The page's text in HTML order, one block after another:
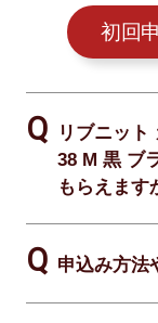
初回
リブニット
38 M 黒 ブ
もらえます
申込み方法